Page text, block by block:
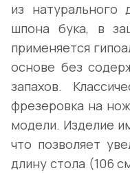
из натурального
шпона бука, в
применяется
основе без
запахов.
фрезеровка на
модели. Изделие
что позволяет
длину стола (106